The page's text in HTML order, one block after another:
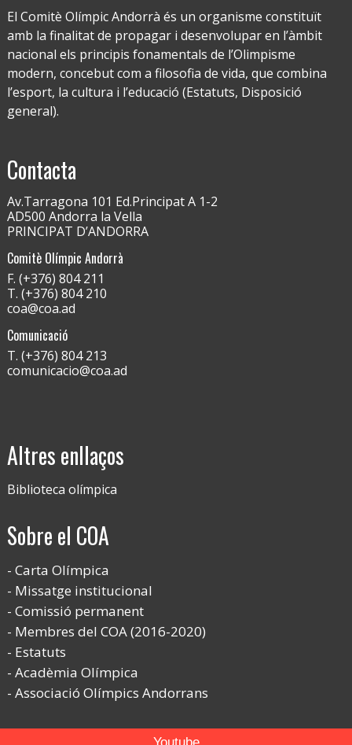
El Comitè Olímpic Andorrà és un organisme constituït
amb la finalitat de propagar i desenvolupar en l’àmbit
nacional els principis fonamentals de l’Olimpisme
modern, concebut com a filosofia de vida, que combina
l’esport, la cultura i l’educació (Estatuts, Disposició
general).
Contacta
Av.Tarragona 101 Ed.Principat A 1-2
AD500 Andorra la Vella
PRINCIPAT D’ANDORRA
Comitè Olímpic Andorrà
F. (+376) 804 211
T. (+376) 804 210
coa@coa.ad
Comunicació
T. (+376) 804 213
comunicacio@coa.ad
Altres enllaços
Biblioteca olímpica
Sobre el COA
Carta Olímpica
Missatge institucional
Comissió permanent
Membres del COA (2016-2020)
Estatuts
Acadèmia Olímpica
Associació Olímpics Andorrans
Youtube